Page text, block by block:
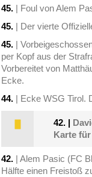
45. | Foul von Alem
45. | Der vierte
45. |
per Kopf aus der
Vorbereitet von
Ecke.
44. | Ecke WSG Tirol.
42. |
Karte
42. | Alem Pasic (FC
Hälfte einen Freistoß